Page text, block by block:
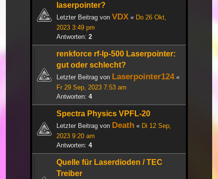
laserpointer?
Letzter Beitrag von VDX « Do 26 Okt,
2023 3:49 pm
Antworten: 2
renkforce rf-lp-500 Laserpointer:
gut oder schlecht?
Letzter Beitrag von Laserpointer124«
Fr 29 Sep, 2023 7:53 am
Antworten: 4
Spectra Physics VPFL-20
Letzter Beitrag von Death « Di 12 Sep,
2023 9:20 am
Antworten: 4
Quelle für Laserdioden / TEC
Treiber